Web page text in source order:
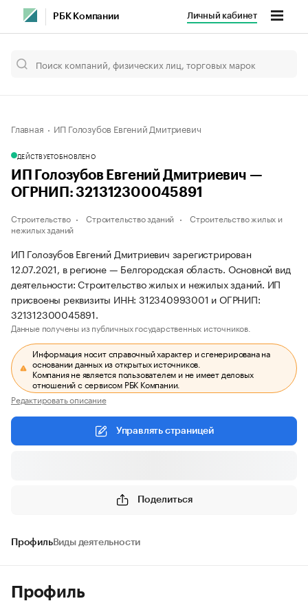
РБК Компании Личный кабинет
Главная ИП Голозубов Евгений Дмитриевич
ДЕЙСТВУЕТОБНОВЛЕНО
ИП Голозубов Евгений Дмитриевич —
ОГРНИП: 321312300045891
Строительство Строительство зданий
Строительство жилых и
нежилых зданий
ИП Голозубов Евгений Дмитриевич зарегистрирован
12.07.2021, в регионе — Белгородская область. Основной вид
деятельности: Строительство жилых и нежилых зданий. ИП
присвоены реквизиты ИНН: 312340993001 и ОГРНИП:
321312300045891.
Данные получены из публичных государственных источников.
Информация носит справочный характер и сгенерирована на
основании данных из открытых источников.
Компания не является пользователем и не имеет деловых
отношений с сервисом РБК Компании.
Редактировать описание
Управлять страницей
Поделиться
ПрофильВиды деятельности
Профиль